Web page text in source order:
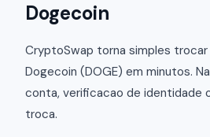
Dogecoin
CryptoSwap torna simples
Dogecoin (DOGE) em minutos.
conta, verificacao de identidade
troca.